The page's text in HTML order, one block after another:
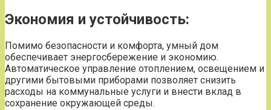
Экономия и устойчивость:
Помимо безопасности и комфорта, умный дом
обеспечивает энергосбережение и экономию.
Автоматическое управление отоплением, освещением и
другими бытовыми приборами позволяет снизить
расходы на коммунальные услуги и внести вклад в
сохранение окружающей среды.